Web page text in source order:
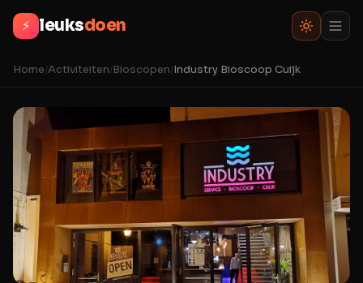
⚡ leuksdoen
Home/Activiteiten/Bioscopen/Industry Bioscoop Cuijk